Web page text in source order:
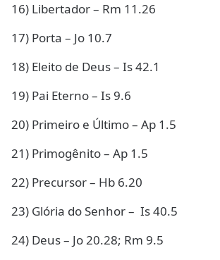
16) Libertador – Rm 11.26
17) Porta – Jo 10.7
18) Eleito de Deus – Is 42.1
19) Pai Eterno – Is 9.6
20) Primeiro e Último – Ap 1.5
21) Primogênito – Ap 1.5
22) Precursor – Hb 6.20
23) Glória do Senhor – Is 40.5
24) Deus – Jo 20.28; Rm 9.5